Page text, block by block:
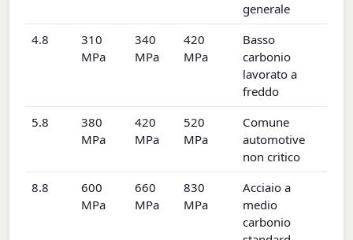
generale
4.8
310
MPa
340
MPa
420
MPa
Basso
carbonio
lavorato a
freddo
5.8
380
MPa
420
MPa
520
MPa
Comune
automotive
non critico
8.8
600
MPa
660
MPa
830
MPa
Acciaio a
medio
carbonio